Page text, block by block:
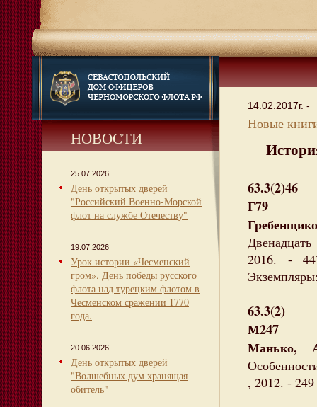
НОВОСТИ
25.07.2026
День открытых дверей
"Российский Военно-Морской
флот на службе Отечеству"
19.07.2026
Урок истории «Чесменский
гром». День победы русского
флота над турецким флотом в
Чесменском сражении 1770
года.
20.06.2026
День открытых дверей
"Волшебных дум хранящая
обитель"
14.02.2017г. -
Новые
63.3(2)46
Г79
2016. -
63.3(2)
М247
Манько,
, 2012. -